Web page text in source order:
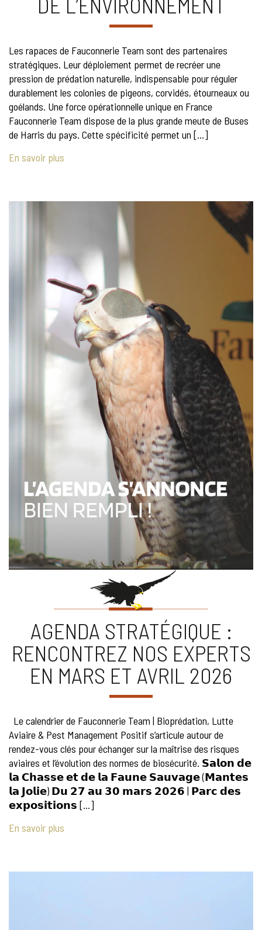
Les rapaces de Fauconnerie Team sont des partenaires
stratégiques. Leur déploiement permet de recréer une
pression de prédation naturelle, indispensable pour réguler
durablement les colonies de pigeons, corvidés, étourneaux ou
goélands. Une force opérationnelle unique en France
Fauconnerie Team dispose de la plus grande meute de Buses
de Harris du pays. Cette spécificité permet un […]
En savoir plus
AGENDA STRATÉGIQUE :
RENCONTREZ NOS EXPERTS
EN MARS ET AVRIL 2026
Le calendrier de Fauconnerie Team | Bioprédation, Lutte
Aviaire & Pest Management Positif s’articule autour de
rendez-vous clés pour échanger sur la maîtrise des risques
aviaires et l’évolution des normes de biosécurité. 𝗦𝗮𝗹𝗼𝗻 𝗱𝗲
𝗹𝗮 𝗖𝗵𝗮𝘀𝘀𝗲 𝗲𝘁 𝗱𝗲 𝗹𝗮 𝗙𝗮𝘂𝗻𝗲 𝗦𝗮𝘂𝘃𝗮𝗴𝗲 (𝗠𝗮𝗻𝘁𝗲𝘀
𝗹𝗮 𝗝𝗼𝗹𝗶𝗲) 𝗗𝘂 𝟮𝟳 𝗮𝘂 𝟯𝟬 𝗺𝗮𝗿𝘀 𝟮𝟬𝟮𝟲 | 𝗣𝗮𝗿𝗰 𝗱𝗲𝘀
𝗲𝘅𝗽𝗼𝘀𝗶𝘁𝗶𝗼𝗻𝘀 […]
En savoir plus